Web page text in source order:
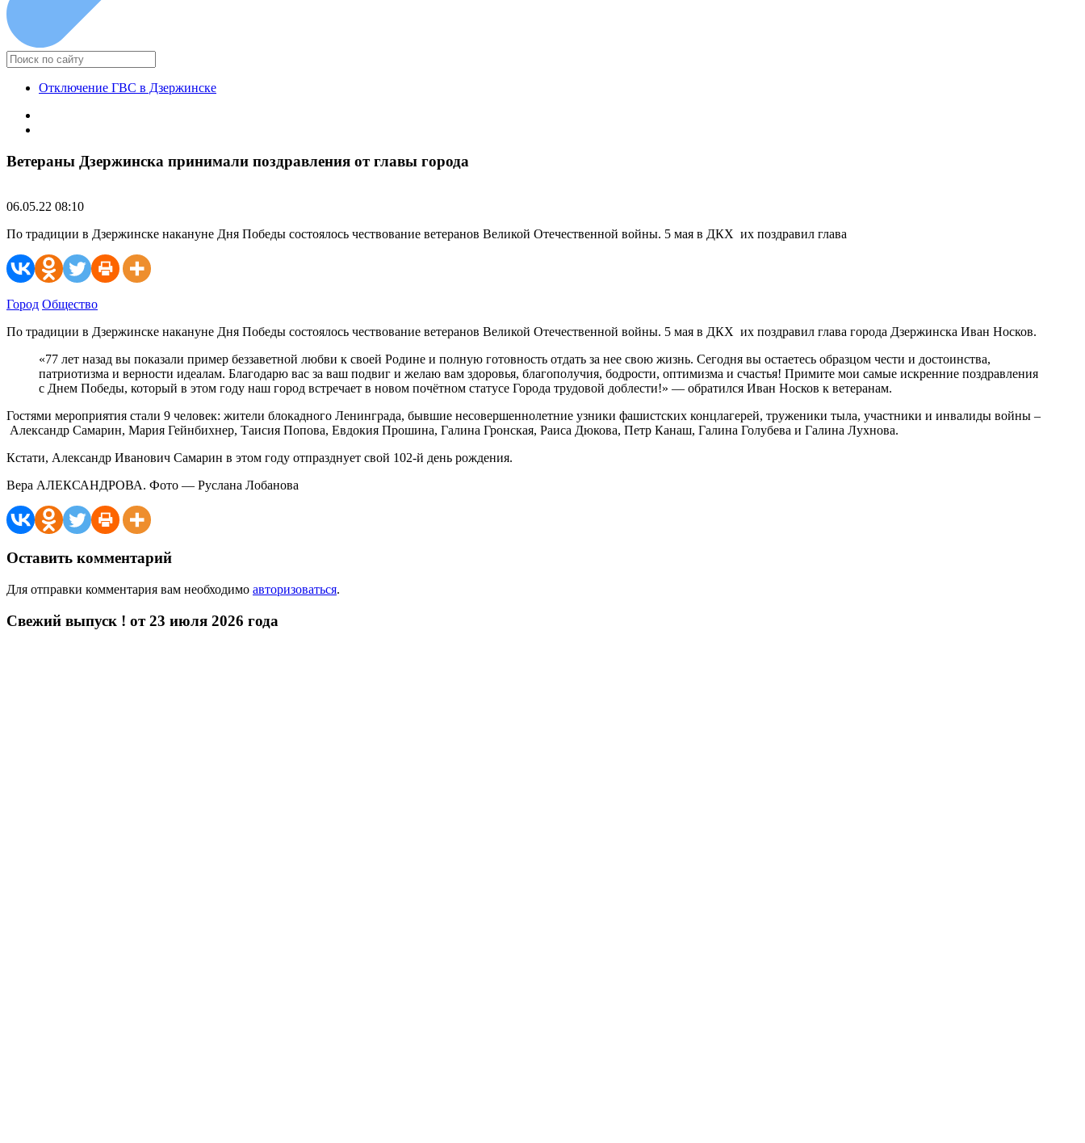
Отключение ГВС в Дзержинске
Ветераны Дзержинска принимали поздравления от главы города
06.05.22 08:10
По традиции в Дзержинске накануне Дня Победы состоялось чествование ветеранов Великой Отечественной войны. 5 мая в ДКХ их поздравил глава
Город Общество
По традиции в Дзержинске накануне Дня Победы состоялось чествование ветеранов Великой Отечественной войны. 5 мая в ДКХ их поздравил глава города Дзержинска Иван Носков.
«77 лет назад вы показали пример беззаветной любви к своей Родине и полную готовность отдать за нее свою жизнь. Сегодня вы остаетесь образцом чести и достоинства,
патриотизма и верности идеалам. Благодарю вас за ваш подвиг и желаю вам здоровья, благополучия, бодрости, оптимизма и счастья! Примите мои самые искренние поздравления
с Днем Победы, который в этом году наш город встречает в новом почётном статусе Города трудовой доблести!» — обратился Иван Носков к ветеранам.
Гостями мероприятия стали 9 человек: жители блокадного Ленинграда, бывшие несовершеннолетние узники фашистских концлагерей, труженики тыла, участники и инвалиды войны –
Александр Самарин, Мария Гейнбихнер, Таисия Попова, Евдокия Прошина, Галина Гронская, Раиса Дюкова, Петр Канаш, Галина Голубева и Галина Лухнова.
Кстати, Александр Иванович Самарин в этом году отпразднует свой 102-й день рождения.
Вера АЛЕКСАНДРОВА. Фото — Руслана Лобанова
Оставить комментарий
Для отправки комментария вам необходимо авторизоваться.
Свежий выпуск ! от 23 июля 2026 года